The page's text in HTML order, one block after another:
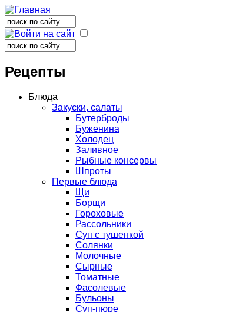
Форма поиска
Поиск
Поиск
Рецепты
Блюда
Закуски, салаты
Бутерброды
Буженина
Холодец
Заливное
Рыбные консервы
Шпроты
Первые блюда
Щи
Борщи
Гороховые
Рассольники
Суп с тушенкой
Солянки
Молочные
Сырные
Томатные
Фасолевые
Бульоны
Суп-пюре